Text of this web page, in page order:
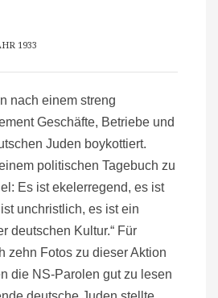
1933
nach einem streng
Geschäfte, Betriebe und
Juden boykottiert.
politischen Tagebuch zu
Es ist ekelerregend, es ist
unchristlich, es ist ein
deutschen Kultur.“ Für
zehn Fotos zu dieser Aktion
die NS-Parolen gut zu lesen